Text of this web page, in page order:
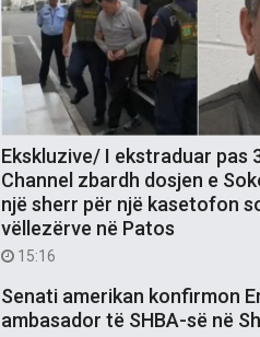
Ekskluzive/ I ekstraduar pas
Channel zbardh dosjen e
një sherr për një kasetofon
vëllezërve në Patos
15:16
Senati amerikan konfirmon
ambasador të SHBA-së në